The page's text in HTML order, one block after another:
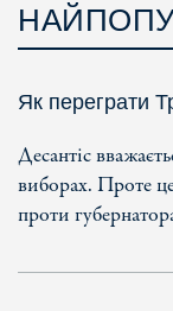
Як переграти
Десантіс
виборах. Проте
проти